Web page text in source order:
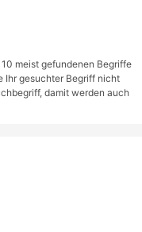
meist gefundenen Begriffe
Ihr gesuchter Begriff nicht
damit werden auch